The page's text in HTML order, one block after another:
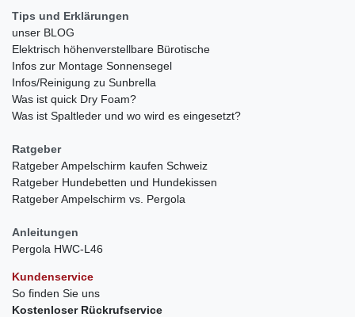
Tips und Erklärungen
unser BLOG
Elektrisch höhenverstellbare Bürotische
Infos zur Montage Sonnensegel
Infos/Reinigung zu Sunbrella
Was ist quick Dry Foam?
Was ist Spaltleder und wo wird es eingesetzt?
Ratgeber
Ratgeber Ampelschirm kaufen Schweiz
Ratgeber Hundebetten und Hundekissen
Ratgeber Ampelschirm vs. Pergola
Anleitungen
Pergola HWC-L46
Kundenservice
So finden Sie uns
Kostenloser Rückrufservice